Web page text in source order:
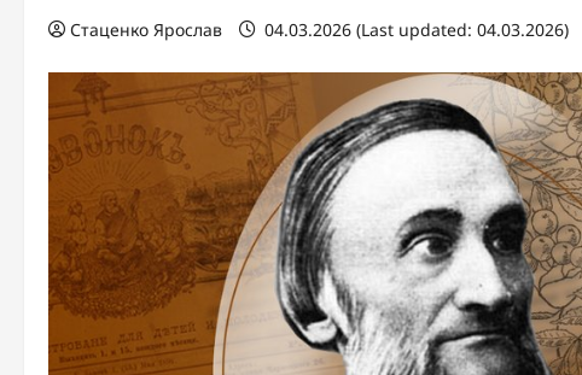
Стаценко Ярослав 04.03.2026 (Last updated: 04.03.2026)